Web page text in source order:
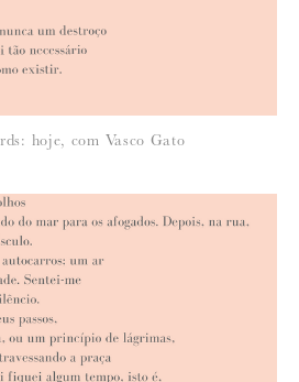
hoje, com Vasco Gato